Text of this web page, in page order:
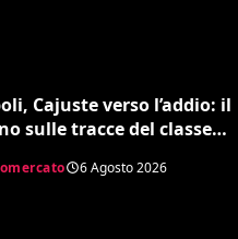
Cajuste verso l’addio: il
sulle tracce del classe
6 Agosto 2026